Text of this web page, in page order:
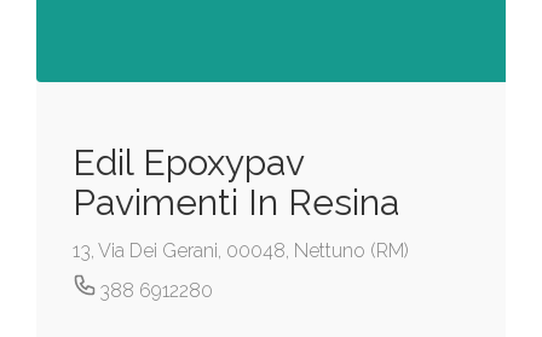
Edil Epoxypav
Pavimenti In Resina
13, Via Dei Gerani, 00048, Nettuno (RM)
388 6912280